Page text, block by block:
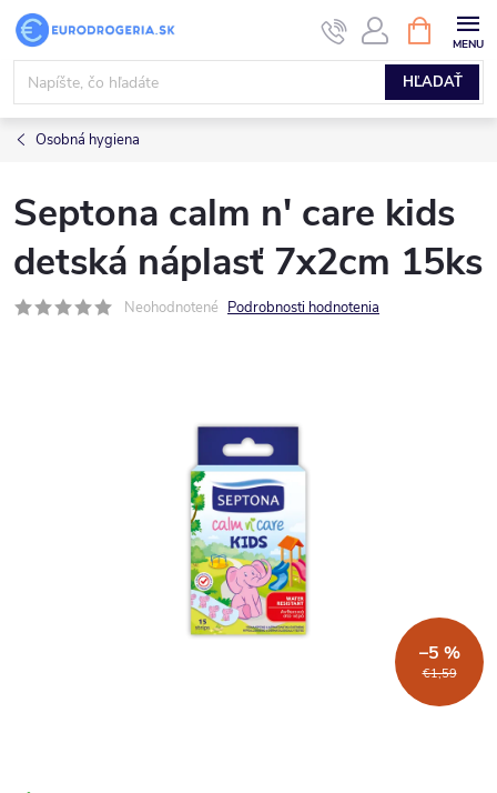
Prejsť
obsah
HĽADAŤ
KOŠÍK
Osobná hygiena
Septona calm n' care kids
detská náplasť 7x2cm 15ks
Neohodnotené Podrobnosti hodnotenia
€1,59
–5 %